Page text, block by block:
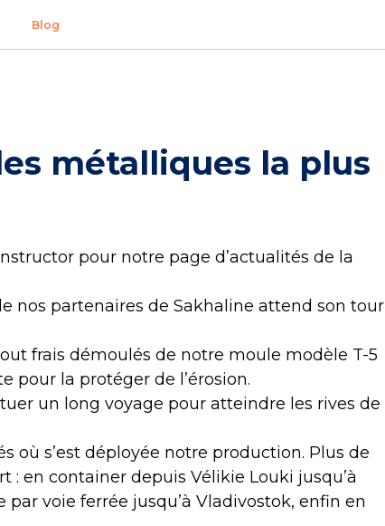
Blog
métalliques la plus
pour notre page d’actualités de la
nos partenaires de Sakhaline attend son tour
frais démoulés de notre moule modèle T-5
pour la protéger de l’érosion.
un long voyage pour atteindre les rives de
où s’est déployée notre production. Plus de
: en container depuis Vélikie Louki jusqu’à
par voie ferrée jusqu’à Vladivostok, enfin en